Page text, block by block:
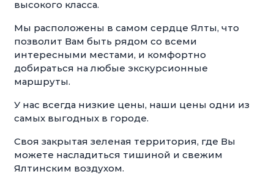
высокого класса.
Мы расположены в самом сердце Ялты, что
позволит Вам быть рядом со всеми
интересными местами, и комфортно
добираться на любые экскурсионные
маршруты.
У нас всегда низкие цены, наши цены одни из
самых выгодных в городе.
Своя закрытая зеленая территория, где Вы
можете насладиться тишиной и свежим
Ялтинским воздухом.